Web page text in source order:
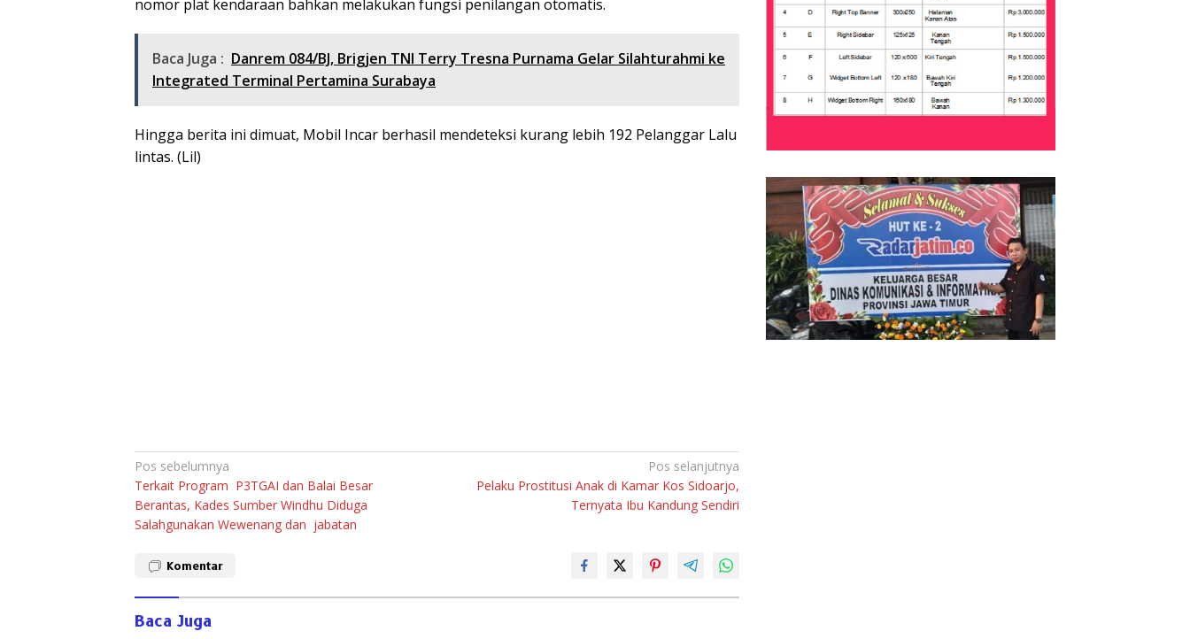
nomor plat kendaraan bahkan melakukan fungsi penilangan otomatis.
Baca Juga : Danrem 084/BJ, Brigjen TNI Terry Tresna Purnama Gelar Silahturahmi ke
Integrated Terminal Pertamina Surabaya
Hingga berita ini dimuat, Mobil Incar berhasil mendeteksi kurang lebih 192 Pelanggar Lalu
lintas. (Lil)
Navigasi
pos
Pos sebelumnya
Terkait Program P3TGAI dan Balai Besar
Berantas, Kades Sumber Windhu Diduga
Salahgunakan Wewenang dan jabatan
Pos selanjutnya
Pelaku Prostitusi Anak di Kamar Kos Sidoarjo,
Ternyata Ibu Kandung Sendiri
Komentar
Baca Juga